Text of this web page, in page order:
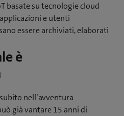
basate su tecnologie cloud
e utenti
essere archiviati, elaborati
è
nell’avventura
già vantare 15 anni di